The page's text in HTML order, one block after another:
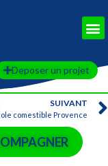
Deposer un projet
SUIVANT
comestible Provence